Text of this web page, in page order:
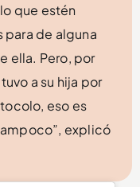
que estén
de alguna
ella. Pero, por
a su hija por
eso es
explicó